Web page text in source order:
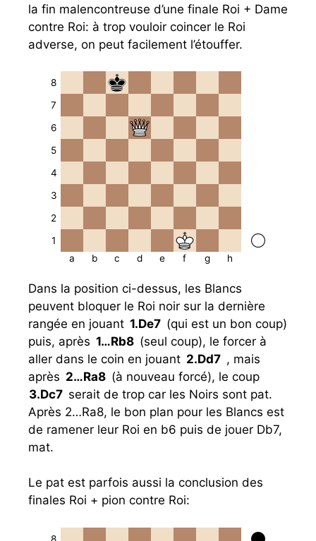
la fin malencontreuse d’une finale Roi + Dame
contre Roi: à trop vouloir coincer le Roi
adverse, on peut facilement l’étouffer.
8
7
6
5
4
3
2
1
a
b c d e f g h
Dans la position ci-dessus, les Blancs
peuvent bloquer le Roi noir sur la dernière
rangée en jouant 1.De7 (qui est un bon coup)
puis, après 1…Rb8 (seul coup), le forcer à
aller dans le coin en jouant 2.Dd7 , mais
après 2…Ra8 (à nouveau forcé), le coup
3.Dc7 serait de trop car les Noirs sont pat.
Après 2…Ra8, le bon plan pour les Blancs est
de ramener leur Roi en b6 puis de jouer Db7,
mat.
Le pat est parfois aussi la conclusion des
finales Roi + pion contre Roi:
8